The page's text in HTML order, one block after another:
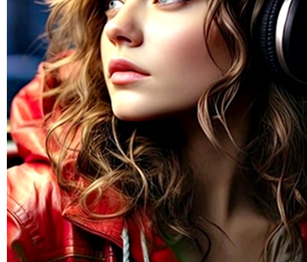
2018-09-17 00:14:29
Los Entornos de la Radio, ¡No me adules, págame!
2018-09-02 01:56:51
8 cosas que no sabías de la radio
2018-09-02 01:49:25
Los ligeros - grandes cambios que ha sufrido la radio
2018-07-30 16:37:24